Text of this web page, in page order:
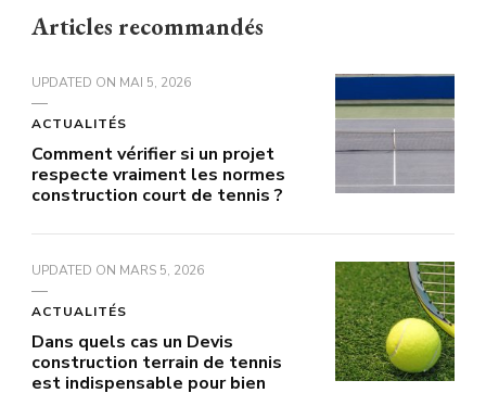
Articles recommandés
UPDATED ON MAI 5, 2026
ACTUALITÉS
Comment vérifier si un projet
respecte vraiment les normes
construction court de tennis ?
UPDATED ON MARS 5, 2026
ACTUALITÉS
Dans quels cas un Devis
construction terrain de tennis
est indispensable pour bien